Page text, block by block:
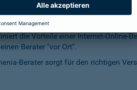
die Marktrecherchen und die
und unverbindlich.
die Vorteile einer Internet-Online-
Berater "vor Ort".
Berater sorgt für den richtigen